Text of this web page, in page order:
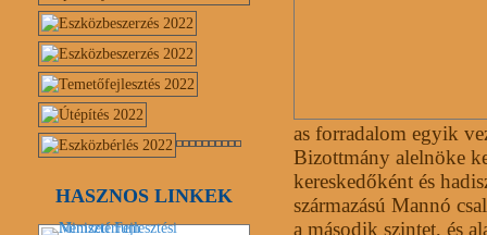
as forradalom egyik
Bizottmány alelnöke
kereskedőként és
származású Mannó
a második szintet, és
HASZNOS LINKEK